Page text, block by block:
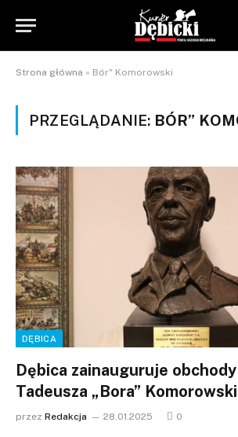
Strona główna » Bór" Komorowski
PRZEGLĄDANIE: BÓR”
DĘBICA
Dębica zainauguruje
Tadeusza „Bora”
przez Redakcja 28.01.2025 0